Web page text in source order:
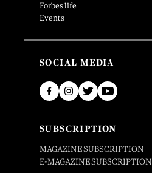
Forbes life
Events
SOCIAL MEDIA
SUBSCRIPTION
MAGAZINE SUBSCRIPTION
E-MAGAZINE SUBSCRIPTION